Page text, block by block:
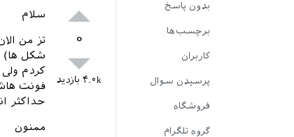
بدون پاسخ
برچسب‌ها
کاربران
پرسیدن سوال
فروشگاه
گروه تلگرام
۰
۴.۰k بازدید
سلام
شکل ها)
کردم
فونت
حداکثر اندازه ی
ممنون